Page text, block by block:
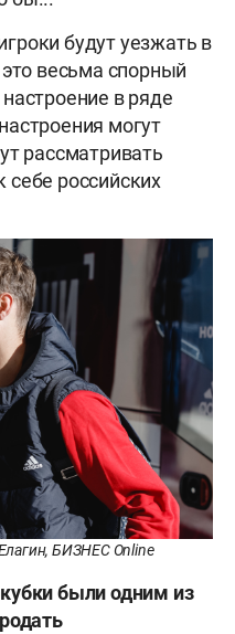
будут уезжать в
весьма спорный
в ряде
могут
рассматривать
себе российских
БИЗНЕС Online
были одним из